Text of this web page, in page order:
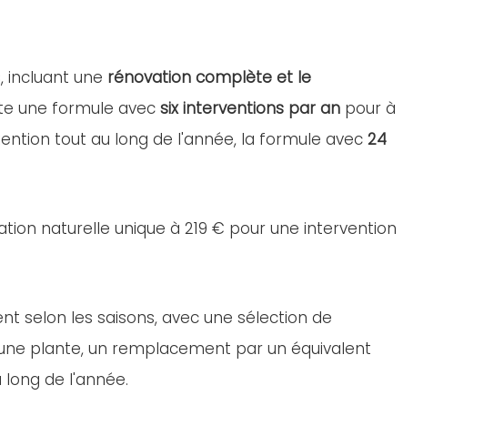
incluant une rénovation complète et le
une formule avec six interventions par an pour à
tout au long de l'année, la formule avec 24
naturelle unique à 219 € pour une intervention
selon les saisons, avec une sélection de
plante, un remplacement par un équivalent
de l'année.